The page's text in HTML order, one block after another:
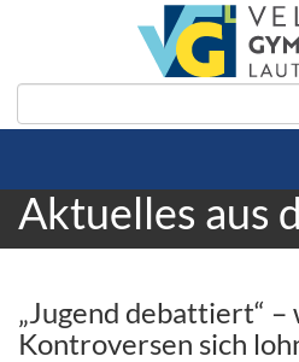
Aktuelles aus
„Jugend debattiert“ –
Kontroversen sich